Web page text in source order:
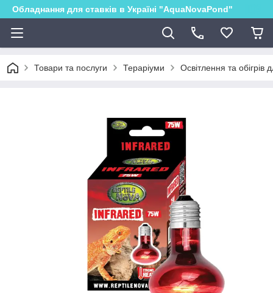
Обладнання для ставків в Україні "AquaNovaPond"
Товари та послуги Тераріуми Освітлення та обігрів